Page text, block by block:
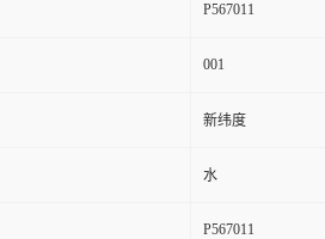
P567011
001
新纬度
水
P567011